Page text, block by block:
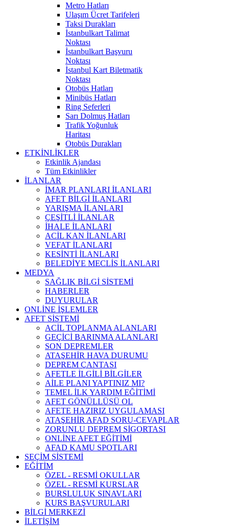
Metro Hatları
Ulaşım Ücret Tarifeleri
Taksi Durakları
İstanbulkart Talimat
Noktası
İstanbulkart Başvuru
Noktası
İstanbul Kart Biletmatik
Noktası
Otobüs Hatları
Minibüs Hatları
Ring Seferleri
Sarı Dolmuş Hatları
Trafik Yoğunluk
Haritası
Otobüs Durakları
ETKİNLİKLER
Etkinlik Ajandası
Tüm Etkinlikler
İLANLAR
İMAR PLANLARI İLANLARI
AFET BİLGİ İLANLARI
YARIŞMA İLANLARI
ÇEŞİTLİ İLANLAR
İHALE İLANLARI
ACİL KAN İLANLARI
VEFAT İLANLARI
KESİNTİ İLANLARI
BELEDİYE MECLİS İLANLARI
MEDYA
SAĞLIK BİLGİ SİSTEMİ
HABERLER
DUYURULAR
ONLİNE İŞLEMLER
AFET SİSTEMİ
ACİL TOPLANMA ALANLARI
GEÇİCİ BARINMA ALANLARI
SON DEPREMLER
ATAŞEHİR HAVA DURUMU
DEPREM ÇANTASI
AFETLE İLGİLİ BİLGİLER
AİLE PLANI YAPTINIZ MI?
TEMEL İLK YARDIM EĞİTİMİ
AFET GÖNÜLLÜSÜ OL
AFETE HAZIRIZ UYGULAMASI
ATAŞEHİR AFAD SORU-CEVAPLAR
ZORUNLU DEPREM SİGORTASI
ONLİNE AFET EĞİTİMİ
AFAD KAMU SPOTLARI
SEÇİM SİSTEMİ
EĞİTİM
ÖZEL - RESMİ OKULLAR
ÖZEL - RESMİ KURSLAR
BURSLULUK SINAVLARI
KURS BAŞVURULARI
BİLGİ MERKEZİ
İLETİŞİM